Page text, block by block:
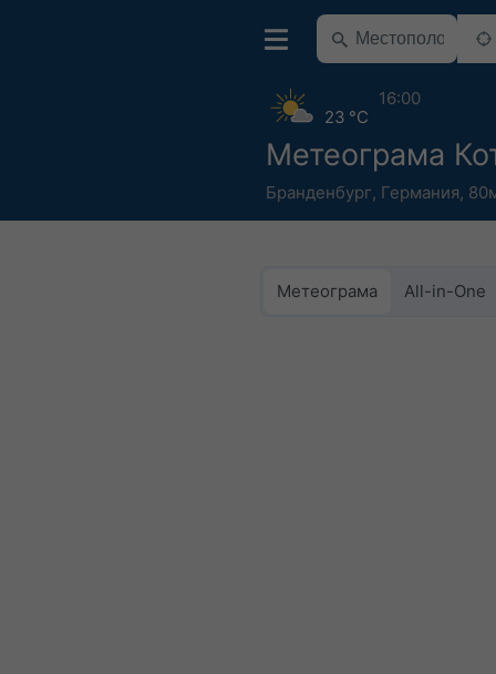
Метеограма
Бранденбург, Германия,
23 °C
16:00
Метеограма All-in-One